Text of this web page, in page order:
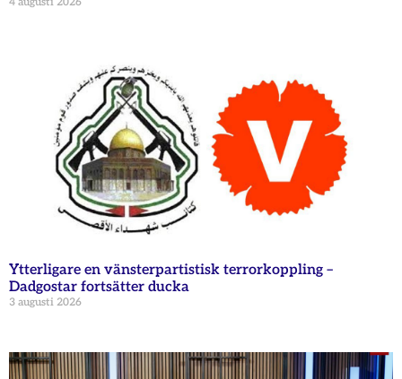
Ytterligare en vänsterpartistisk terrorkoppling –
Dadgostar fortsätter ducka
3 augusti 2026